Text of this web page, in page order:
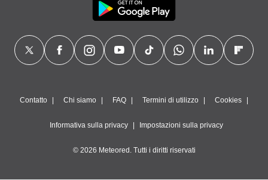
Contatto Chi siamo FAQ Termini di utilizzo Cookies
Informativa sulla privacy Impostazioni sulla privacy
© 2026 Meteored. Tutti i diritti riservati